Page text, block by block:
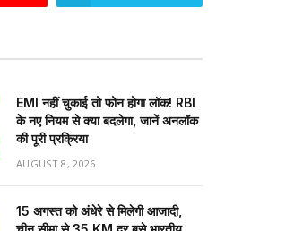
EMI नहीं चुकाई तो फोन होगा लॉक! RBI
के नए नियम से क्या बदलेगा, जानें अनलॉक
की पूरी प्रक्रिया
AUGUST 8, 2026
15 अगस्त को अंधेरे से मिलेगी आजादी,